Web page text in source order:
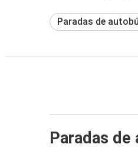
Paradas de
Paradas de